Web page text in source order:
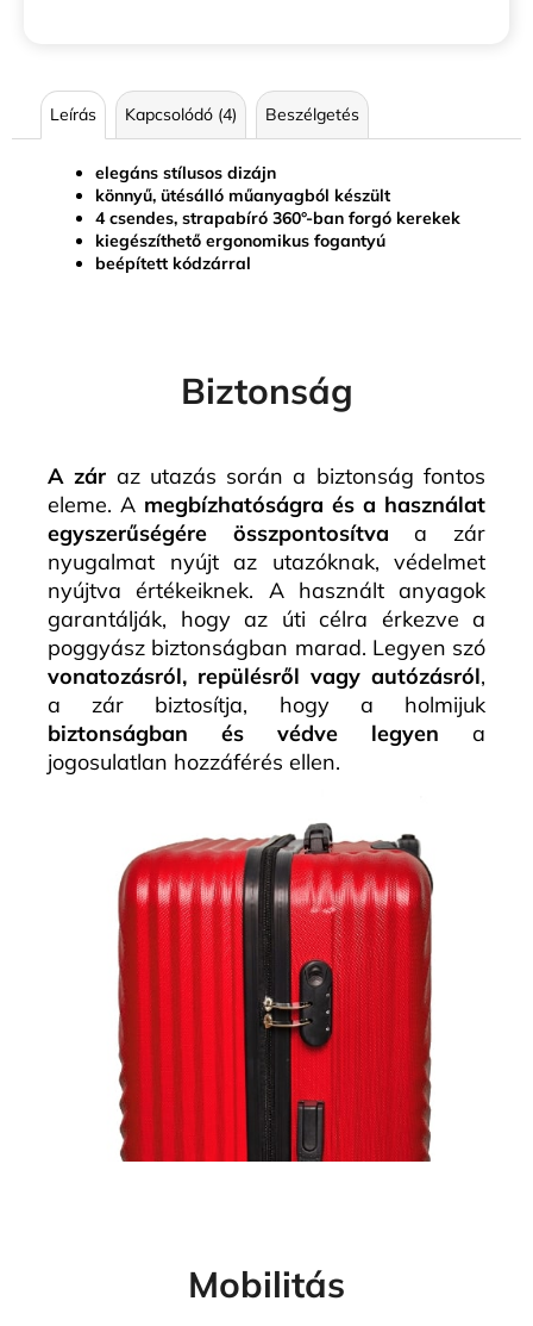
Leírás Kapcsolódó (4) Beszélgetés
elegáns stílusos dizájn
könnyű, ütésálló műanyagból készült
4 csendes, strapabíró 360°-ban forgó kerekek
kiegészíthető ergonomikus fogantyú
beépített kódzárral
Biztonság
A zár az utazás során a biztonság fontos
eleme. A megbízhatóságra és a használat
egyszerűségére összpontosítva a zár
nyugalmat nyújt az utazóknak, védelmet
nyújtva értékeiknek. A használt anyagok
garantálják, hogy az úti célra érkezve a
poggyász biztonságban marad. Legyen szó
vonatozásról, repülésről vagy autózásról,
a zár biztosítja, hogy a holmijuk
biztonságban és védve legyen a
jogosulatlan hozzáférés ellen.
Mobilitás